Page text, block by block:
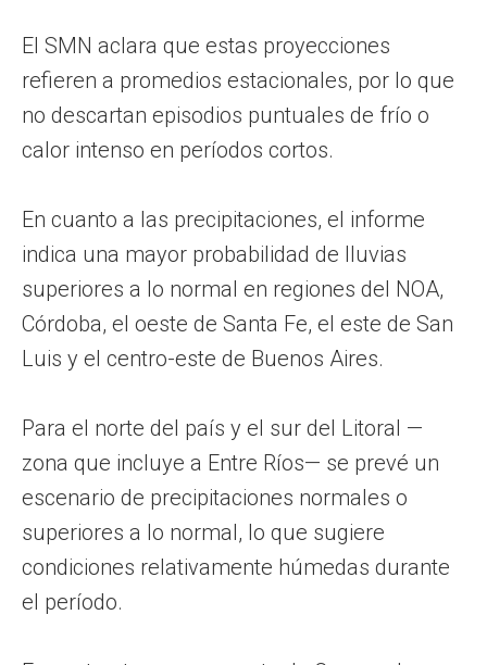
El SMN aclara que estas proyecciones
refieren a promedios estacionales, por lo que
no descartan episodios puntuales de frío o
calor intenso en períodos cortos.
En cuanto a las precipitaciones, el informe
indica una mayor probabilidad de lluvias
superiores a lo normal en regiones del NOA,
Córdoba, el oeste de Santa Fe, el este de San
Luis y el centro-este de Buenos Aires.
Para el norte del país y el sur del Litoral —
zona que incluye a Entre Ríos— se prevé un
escenario de precipitaciones normales o
superiores a lo normal, lo que sugiere
condiciones relativamente húmedas durante
el período.